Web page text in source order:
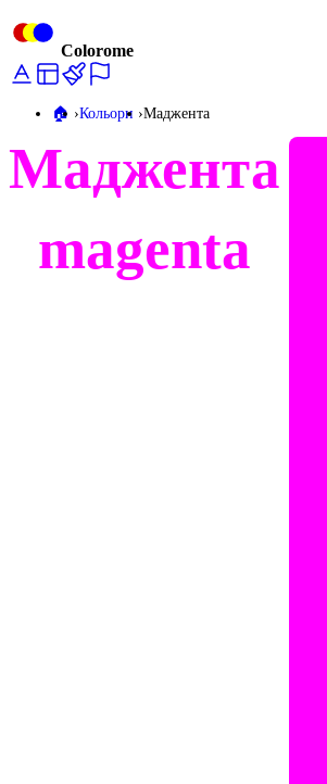
Colorome
🏠️ Кольори Маджента
Маджента
magenta